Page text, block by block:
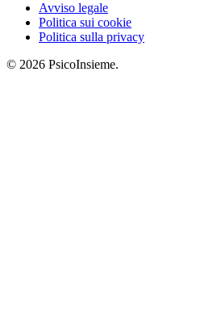
Avviso legale
Politica sui cookie
Politica sulla privacy
© 2026 PsicoInsieme.